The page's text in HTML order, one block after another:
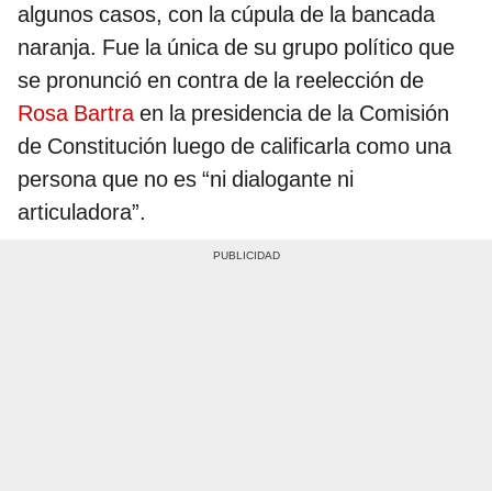
algunos casos, con la cúpula de la bancada
naranja. Fue la única de su grupo político que
se pronunció en contra de la reelección de
Rosa Bartraen la presidencia de la Comisión
de Constitución luego de calificarla como una
persona que no es “ni dialogante ni
articuladora”.